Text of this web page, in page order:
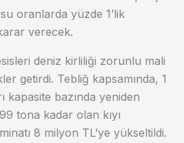
oranlarda yüzde 1’lik
verecek.
deniz kirliliği zorunlu mali
getirdi. Tebliğ kapsamında, 1
kapasite bazında yeniden
tona kadar olan kıyı
8 milyon TL’ye yükseltildi.